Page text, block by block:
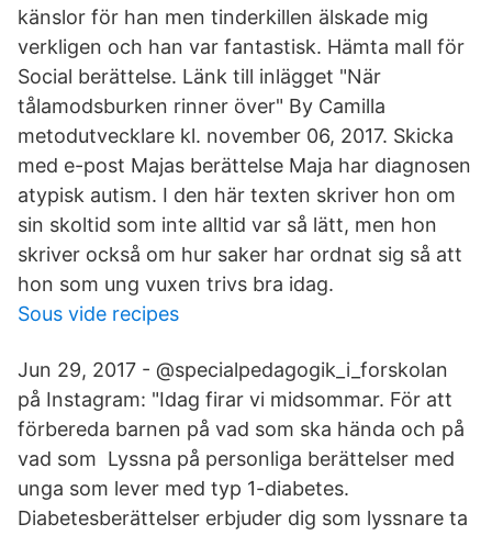
känslor för han men tinderkillen älskade mig
verkligen och han var fantastisk. Hämta mall för
Social berättelse. Länk till inlägget "När
tålamodsburken rinner över" By Camilla
metodutvecklare kl. november 06, 2017. Skicka
med e-post Majas berättelse Maja har diagnosen
atypisk autism. I den här texten skriver hon om
sin skoltid som inte alltid var så lätt, men hon
skriver också om hur saker har ordnat sig så att
hon som ung vuxen trivs bra idag.
Sous vide recipes
Jun 29, 2017 - @specialpedagogik_i_forskolan
på Instagram: "Idag firar vi midsommar. För att
förbereda barnen på vad som ska hända och på
vad som Lyssna på personliga berättelser med
unga som lever med typ 1-diabetes.
Diabetesberättelser erbjuder dig som lyssnare ta